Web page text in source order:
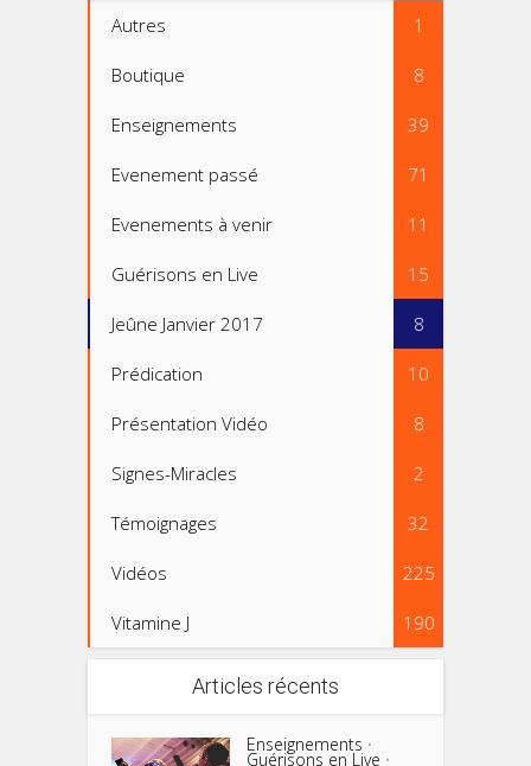
Autres 1
Boutique 8
Enseignements 39
Evenement passé 71
Evenements à venir 11
Guérisons en Live 15
Jeûne Janvier 2017 8
Prédication 10
Présentation Vidéo 8
Signes-Miracles 2
Témoignages 32
Vidéos 225
Vitamine J 190
Articles récents
Enseignements •
Guérisons en Live •